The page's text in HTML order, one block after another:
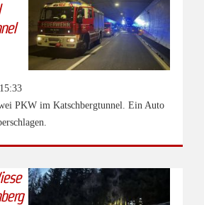
PKW im Katschbergtunnel. Ein Auto